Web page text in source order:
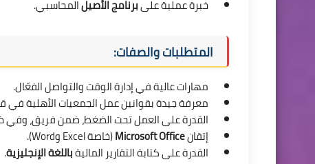
خبرة عملية علىبرنامج الأصيلالمحاسبي.
المتطلبات والصفات:
مهارات عالية في إدارة الوقت والتواصل الفعّال.
معرفة جيدة بقوانين عمل الجمعيات الأهلية في
القدرة على العمل تحت الضغط، ضمن فريق،
إتقانMicrosoft Office(خاصة Excel وWord).
القدرة على كتابة التقارير الماليةباللغة الإنجليزية.